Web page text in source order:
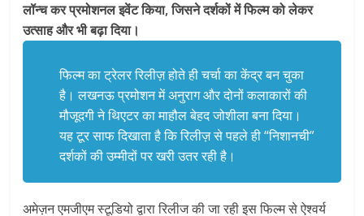
लॉन्च कर प्रमोशनल इवेंट किया, जिसने दर्शकों में फिल्म को लेकर
उत्साह और भी बढ़ा दिया।
फिल्म का ट्रेलर रिलीज़ होते ही चर्चा का केंद्र बन चुका
है। लखनऊ प्रमोशन में अनुराग और दोनों कलाकारों की
मौजूदगी ने थिएटर का माहौल बेहद जोशीला बना दिया।
यह टूर साफ दिखाता है कि रिलीज़ से पहले ही “निशानची”
दर्शकों की उम्मीदों पर खरी उतर रही है।
अमेज़न एमजीएम स्टूडियो द्वारा रिलीज की जा रही इस फिल्म से ऐश्वर्य